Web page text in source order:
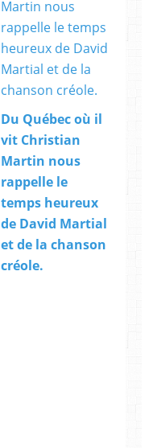
Du Québec où il
vit Christian
Martin nous
rappelle le
temps heureux
de David Martial
et de la chanson
créole.